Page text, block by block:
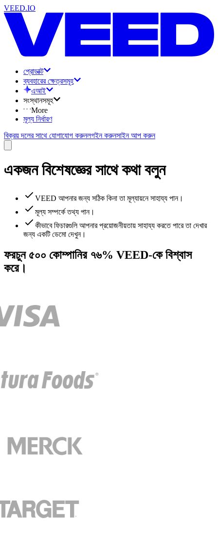
VEED.IO
প্রোডাক্ট
ব্যবহারের ক্ষেত্রসমূহ
এআই
সংস্থানসমূহ
More
মূল্য নির্ধারণ
বিক্রয় দলের সাথে যোগাযোগ করুনলগইন করুনসাইন আপ করুন
একজন বিশেষজ্ঞের সাথে কথা বলুন
VEED আপনার জন্য সঠিক কিনা তা মূল্যায়নে সাহায্য পান।
মূল্য সম্পর্কে তথ্য পান।
কীভাবে ফিচারগুলি আপনার প্রয়োজনীয়তায় সাহায্য করতে পারে তা দেখার
জন্য একটি ডেমো দেখুন।
ফরচুন ৫০০ কোম্পানির ৭৬% VEED-কে বিশ্বাস
করে।